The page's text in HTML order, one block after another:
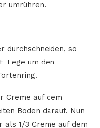
umrühren.
durchschneiden, so
Lege um den
Creme auf dem
Boden darauf. Nun
1/3 Creme auf dem